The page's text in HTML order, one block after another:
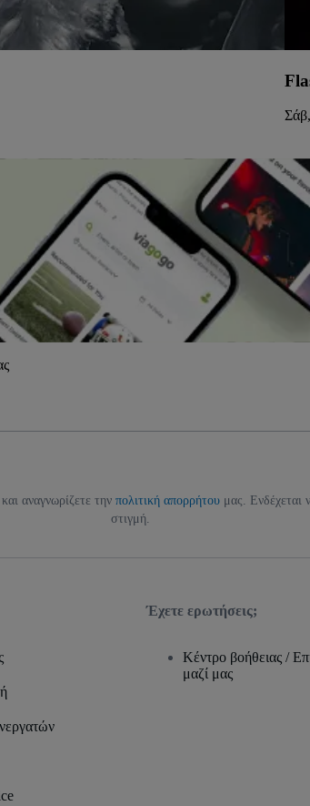
και αναγνωρίζετε την πολιτική απορρήτου μας. Ενδέχεται
στιγμή.
Έχετε ερωτήσεις;
Κέντρο βοήθειας /
μαζί μας